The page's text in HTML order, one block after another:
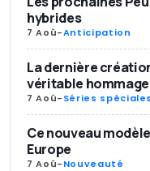
hybrides
7 Aoû-Anticipation
La dernière
véritable hommage
7 Aoû-Séries spéciales
Ce nouveau
Europe
7 Aoû-Nouveauté